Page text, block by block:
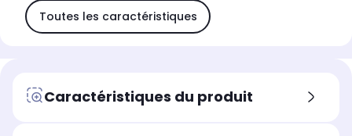
Toutes les caractéristiques
Caractéristiques du produit